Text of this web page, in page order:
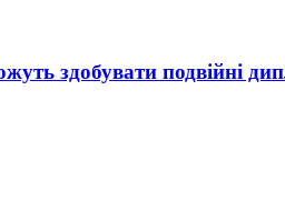
здобувати подвійні